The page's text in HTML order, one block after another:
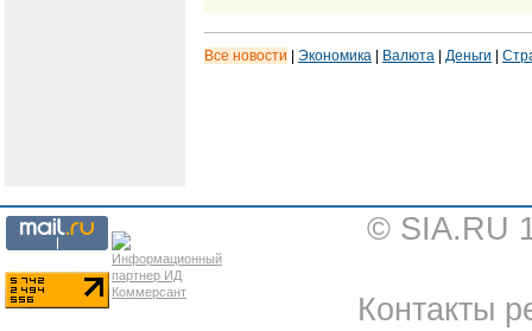
Все новости Экономика Валюта Деньги
© SIA.RU
Контакты